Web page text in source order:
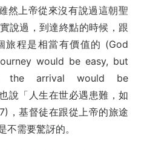
然上帝從來沒有說過這朝聖
說過，到達終點的時候，跟
旅程是相當有價值的 (God
would be easy, but
arrival would be
說「人生在世必遇患難，如
，基督徒在跟從上帝的旅途
不需要驚訝的。